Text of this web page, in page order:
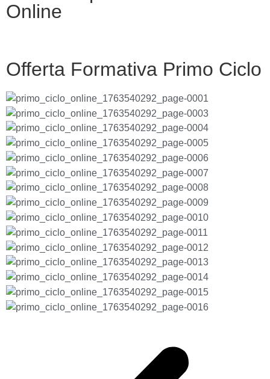
Online
Offerta Formativa Primo Ciclo